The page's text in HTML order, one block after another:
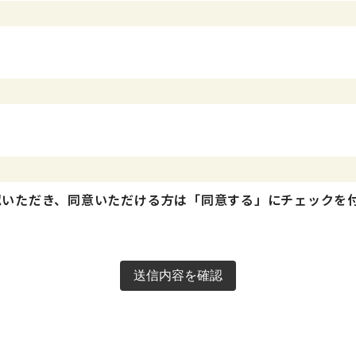
ただき、同意いただける方は「同意する」にチェックを
送信内容を確認